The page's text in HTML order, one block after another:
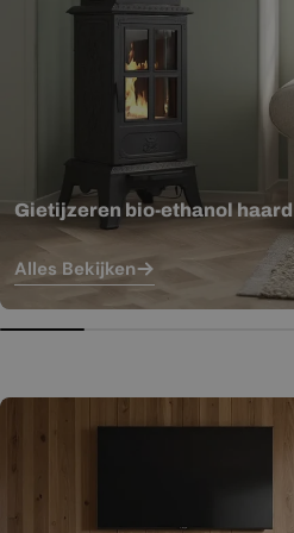
Gietijzeren bio-ethanol haard
Alles Bekijken